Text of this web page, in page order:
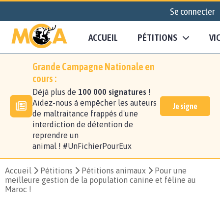
Se connecter
ACCUEIL PÉTITIONS
Grande Campagne Nationale en
cours :
Déjà plus de 100 000 signatures !
Aidez-nous à empêcher les auteurs
de maltraitance frappés d'une
interdiction de détention de
reprendre un
animal ! #UnFichierPourEux
Je signe
Accueil Pétitions Pétitions animaux
Pour une
meilleure gestion de la population canine et féline au
Maroc !